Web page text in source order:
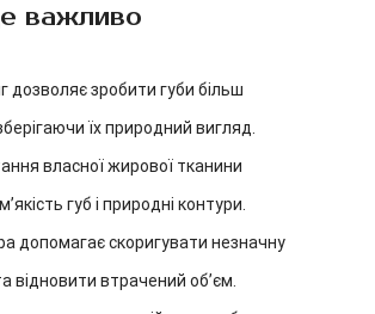
важливо
дозволяє зробити губи більш
їх природний вигляд.
власної жирової тканини
губ і природні контури.
допомагає скоригувати незначну
відновити втрачений об’єм.